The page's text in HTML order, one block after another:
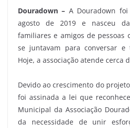
Douradown – A Douradown
agosto de 2019 e nasceu
familiares e amigos de pessoas
se juntavam para conversar e
Hoje, a associação atende cerca
Devido ao crescimento do
foi assinada a lei que
Municipal da Associação
da necessidade de unir